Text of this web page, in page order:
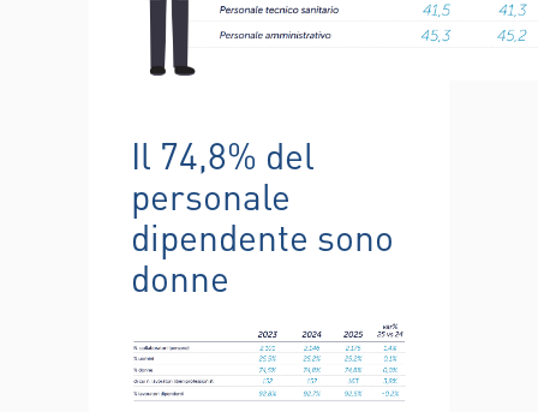
Il 74,8% del
personale
dipendente sono
donne